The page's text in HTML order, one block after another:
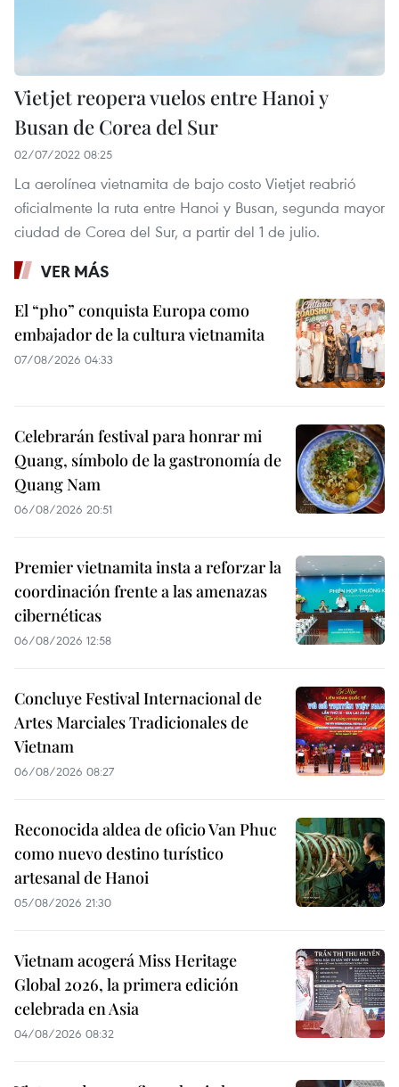
Vietjet reopera vuelos entre Hanoi y
Busan de Corea del Sur
02/07/2022 08:25
La aerolínea vietnamita de bajo costo Vietjet reabrió
oficialmente la ruta entre Hanoi y Busan, segunda mayor
ciudad de Corea del Sur, a partir del 1 de julio.
VER MÁS
El “pho” conquista Europa como
embajador de la cultura vietnamita
07/08/2026 04:33
Celebrarán festival para honrar mi
Quang, símbolo de la gastronomía de
Quang Nam
06/08/2026 20:51
Premier vietnamita insta a reforzar la
coordinación frente a las amenazas
cibernéticas
06/08/2026 12:58
Concluye Festival Internacional de
Artes Marciales Tradicionales de
Vietnam
06/08/2026 08:27
Reconocida aldea de oficio Van Phuc
como nuevo destino turístico
artesanal de Hanoi
05/08/2026 21:30
Vietnam acogerá Miss Heritage
Global 2026, la primera edición
celebrada en Asia
04/08/2026 08:32